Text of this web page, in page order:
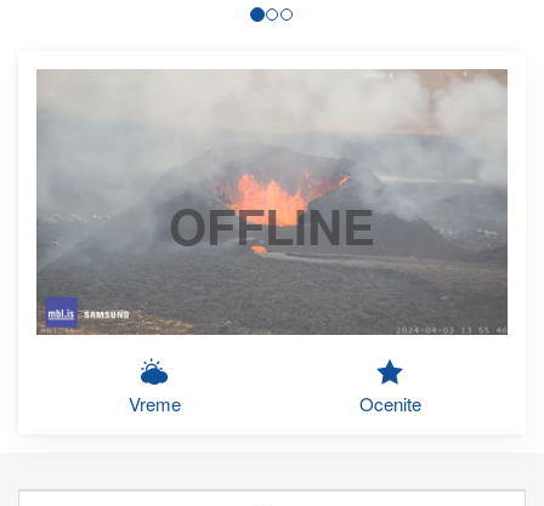
OFFLINE
Vreme Ocenite